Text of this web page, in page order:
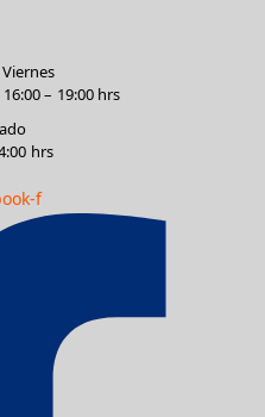
– 19:00 hrs
hrs
f